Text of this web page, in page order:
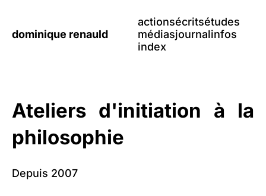
dominique renauld
actionsécritsétudes
médiasjournalinfos
index
Ateliers d'initiation à la
philosophie
Depuis 2007